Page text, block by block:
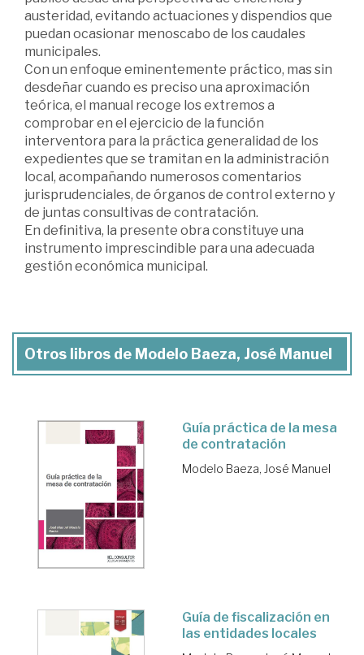
austeridad, evitando actuaciones y dispendios que
puedan ocasionar menoscabo de los caudales
municipales.
Con un enfoque eminentemente práctico, mas sin
desdeñar cuando es preciso una aproximación
teórica, el manual recoge los extremos a
comprobar en el ejercicio de la función
interventora para la práctica generalidad de los
expedientes que se tramitan en la administración
local, acompañando numerosos comentarios
jurisprudenciales, de órganos de control externo y
de juntas consultivas de contratación.
En definitiva, la presente obra constituye una
instrumento imprescindible para una adecuada
gestión económica municipal.
Otros libros de Modelo Baeza, José Manuel
Guía práctica de la mesa
de contratación
Modelo Baeza, José Manuel
Guía de fiscalización en
las entidades locales